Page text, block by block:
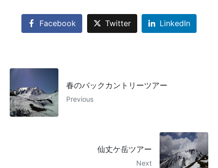
Facebook Twitter LinkedIn
春のバックカントリーツアー
Previous
仙丈ケ岳ツアー
Next